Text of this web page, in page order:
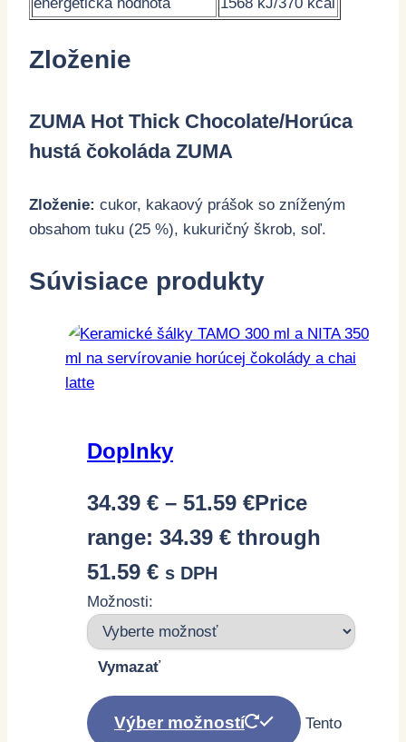
Zloženie
ZUMA Hot Thick Chocolate/Horúca
hustá čokoláda ZUMA
Zloženie: cukor, kakaový prášok so zníženým
obsahom tuku (25 %), kukuričný škrob, soľ.
Súvisiace produkty
Doplnky
34.39 € – 51.59 €Price
range: 34.39 € through
51.59 € s DPH
Možnosti:
Vymazať
Výber možností Tento